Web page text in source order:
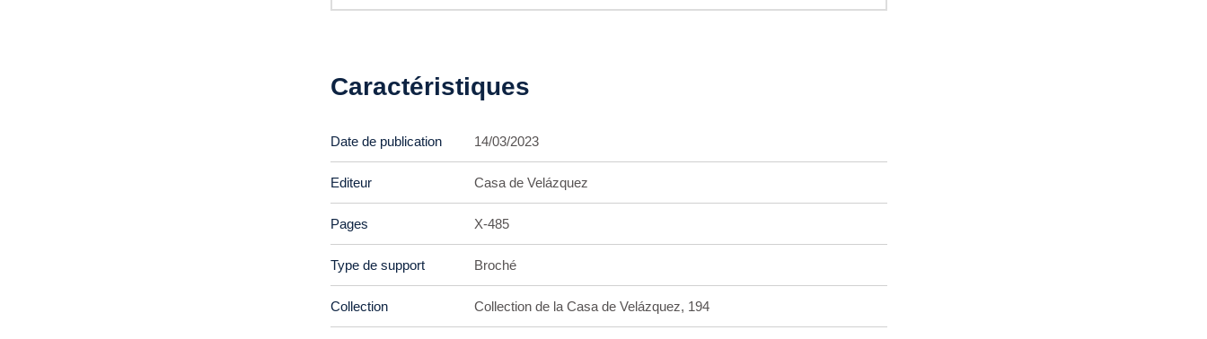
Caractéristiques
Date de publication 14/03/2023
Editeur Casa de Velázquez
Pages X-485
Type de support Broché
Collection Collection de la Casa de Velázquez, 194